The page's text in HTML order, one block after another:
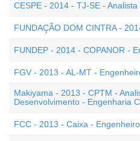
CESPE - 2014 - TJ-SE -
FUNDAÇÃO DOM CINTRA -
FUNDEP - 2014 - COPANOR -
FGV - 2013 - AL-MT -
Makiyama - 2013 - CPTM -
Desenvolvimento - Engenharia
FCC - 2013 - Caixa -